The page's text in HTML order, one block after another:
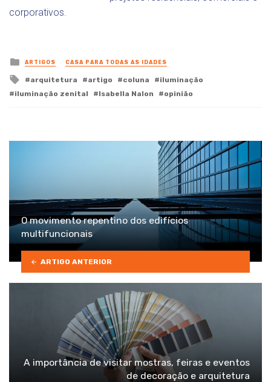
corporativos.
Posted
in
ARTIGOS CASA PARA TODAS AS IDADES
Tagged
with
arquitetura artigo coluna
iluminação
iluminação zenital
Isabella Nalon opinião
O movimento repentino dos edifícios
multifuncionais
ARTIGO ANTERIOR
A importância de visitar mostras, feiras e eventos
de decoração e arquitetura